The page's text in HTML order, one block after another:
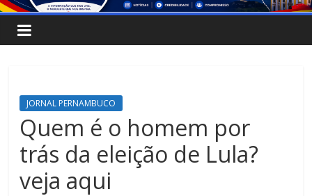
JORNAL PERNAMBUCO
Quem é o homem por
trás da eleição de Lula?
veja aqui